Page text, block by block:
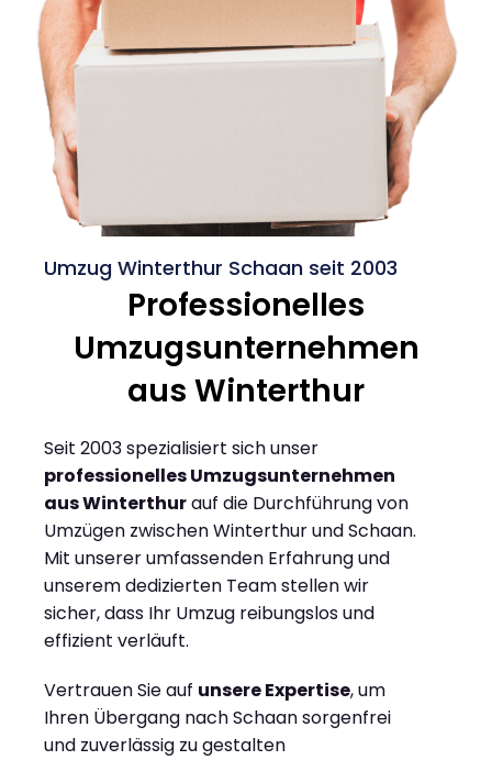
Umzug Winterthur Schaan seit 2003
Professionelles
Umzugsunternehmen
aus Winterthur
Seit 2003 spezialisiert sich unser
professionelles Umzugsunternehmen
aus Winterthurauf die Durchführung von
Umzügen zwischen Winterthur und Schaan.
Mit unserer umfassenden Erfahrung und
unserem dedizierten Team stellen wir
sicher, dass Ihr Umzug reibungslos und
effizient verläuft.
Vertrauen Sie auf unsere Expertise, um
Ihren Übergang nach Schaan sorgenfrei
und zuverlässig zu gestalten